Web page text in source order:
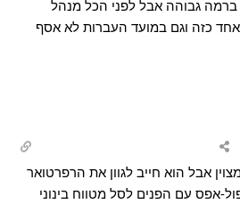
ברמה גבוהה אבל לפני הכל מנהל
כזה וגם במועד העברות לא אסף
אבל הוא חייב לגוון את הרפרטואר
אפס עם הפנים לסל מטווח בינוני